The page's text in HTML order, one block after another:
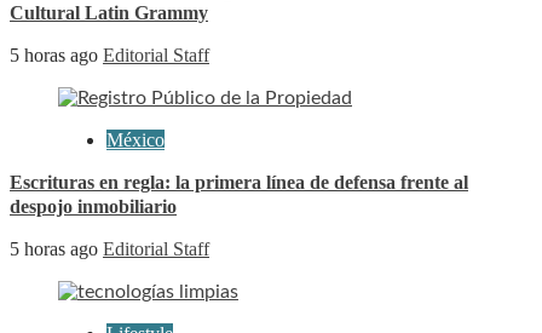
Cultural Latin Grammy
5 horas ago Editorial Staff
México
Escrituras en regla: la primera línea de defensa frente al
despojo inmobiliario
5 horas ago Editorial Staff